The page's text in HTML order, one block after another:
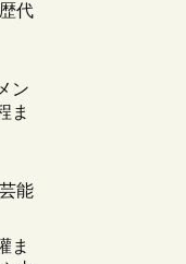
代
ン
ま
能
ま